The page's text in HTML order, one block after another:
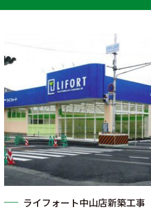
ライフォート中山店新築工事